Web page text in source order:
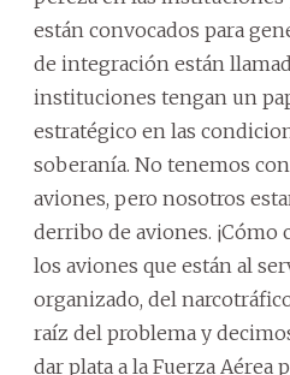
están convocados para
de integración están
instituciones tengan un
estratégico en las
soberanía. No tenemos
aviones, pero nosotros
derribo de aviones. ¡Cómo
los aviones que están al
organizado, del
raíz del problema y
dar plata a la Fuerza Aérea